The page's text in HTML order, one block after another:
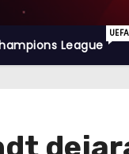
League